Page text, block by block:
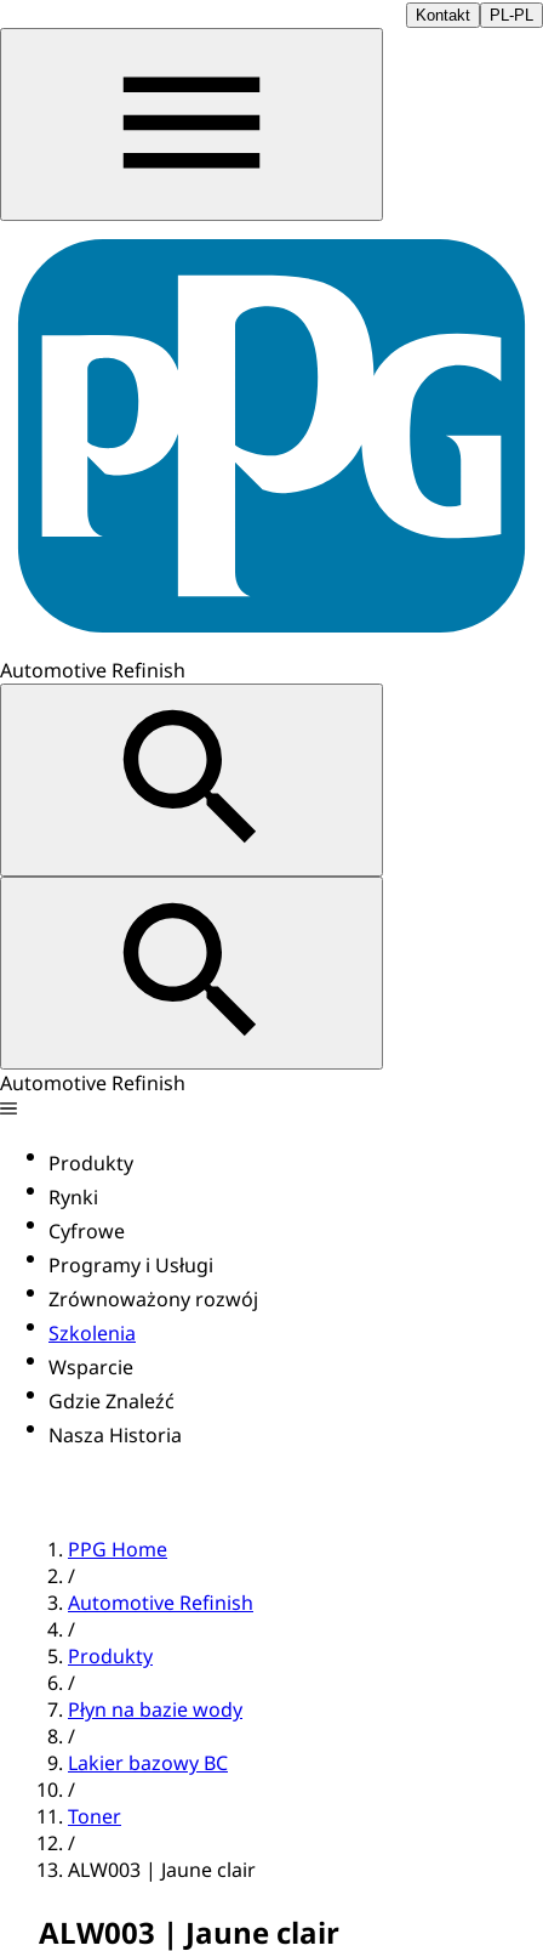
Kontakt PL-PL
Automotive Refinish
Automotive Refinish
Produkty
Rynki
Cyfrowe
Programy i Usługi
Zrównoważony rozwój
Szkolenia
Wsparcie
Gdzie Znaleźć
Nasza Historia
PPG Home
/
Automotive Refinish
/
Produkty
/
Płyn na bazie wody
/
Lakier bazowy BC
/
Toner
/
ALW003 | Jaune clair
ALW003 | Jaune clair